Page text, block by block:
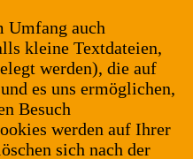
Umfang auch
kleine Textdateien,
werden), die auf
es uns ermöglichen,
Besuch
werden auf Ihrer
sich nach der